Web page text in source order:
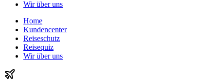
Wir über uns
Home
Kundencenter
Reiseschutz
Reisequiz
Wir über uns